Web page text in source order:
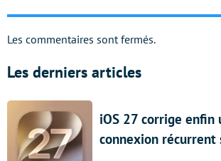
Les commentaires sont fermés.
Les derniers articles
iOS 27 corrige enfin
connexion récurrent